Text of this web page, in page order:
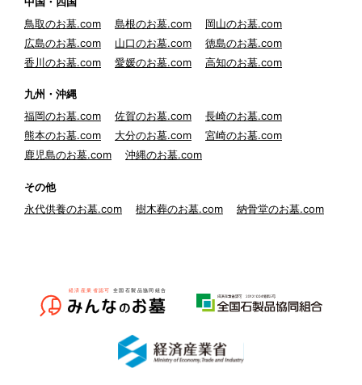
鳥取のお墓.com
島根のお墓.com
岡山のお墓.com
広島のお墓.com
山口のお墓.com
徳島のお墓.com
香川のお墓.com
愛媛のお墓.com 高知のお墓.com
九州・沖縄
福岡のお墓.com
佐賀のお墓.com
長崎のお墓.com
熊本のお墓.com
大分のお墓.com
宮崎のお墓.com
鹿児島のお墓.com
沖縄のお墓.com
その他
永代供養のお墓.com
樹木葬のお墓.com 納骨堂のお墓.com